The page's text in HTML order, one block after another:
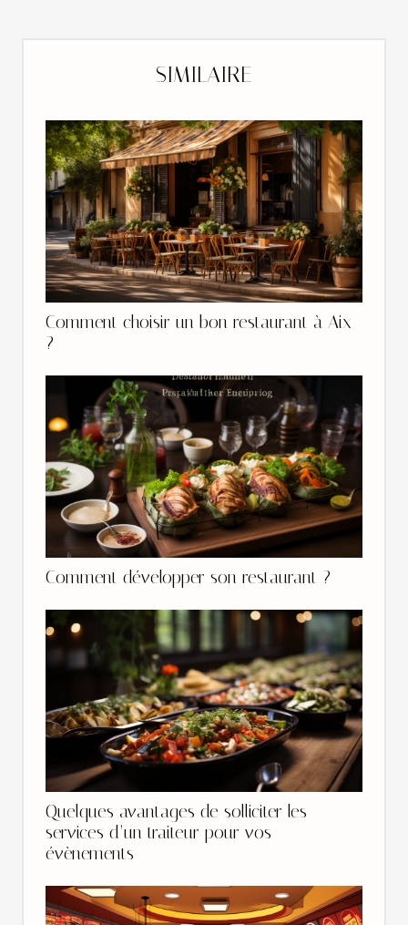
SIMILAIRE
Comment choisir un bon restaurant à Aix
?
Comment développer son restaurant ?
Quelques avantages de solliciter les
services d’un traiteur pour vos
évènements